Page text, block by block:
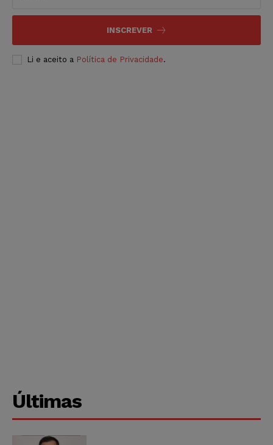
INSCREVER
Li e aceito a Política de Privacidade.
Últimas